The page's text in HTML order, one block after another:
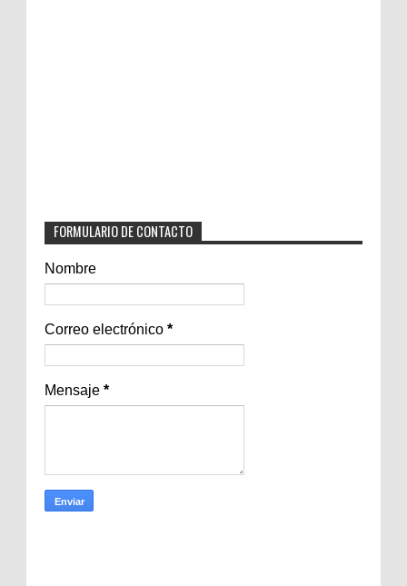
FORMULARIO DE CONTACTO
Nombre
Correo electrónico *
Mensaje *